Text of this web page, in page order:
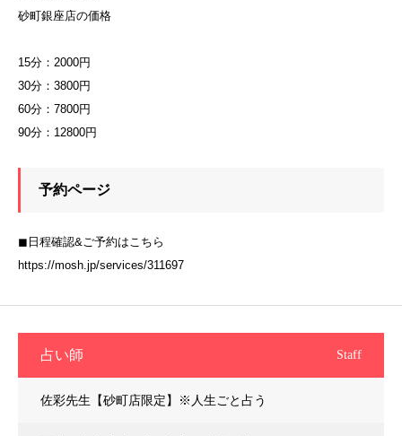
砂町銀座店の価格
15分：2000円
30分：3800円
60分：7800円
90分：12800円
予約ページ
◼︎日程確認&ご予約はこちら
https://mosh.jp/services/311697
占い師 Staff
佐彩先生【砂町店限定】※人生ごと占う